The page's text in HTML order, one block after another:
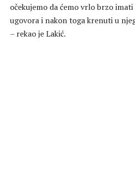
očekujemo da ćemo vrlo brzo
ugovora i nakon toga krenuti u
– rekao je Lakić.